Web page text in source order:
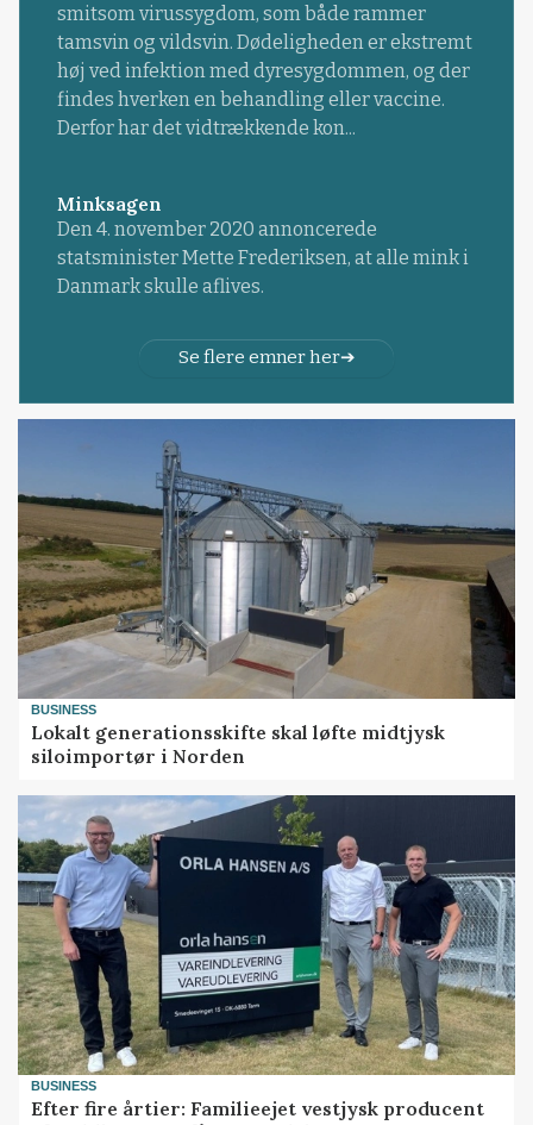
smitsom virussygdom, som både rammer
tamsvin og vildsvin. Dødeligheden er ekstremt
høj ved infektion med dyresygdommen, og der
findes hverken en behandling eller vaccine.
Derfor har det vidtrækkende kon...
Minksagen
Den 4. november 2020 annoncerede
statsminister Mette Frederiksen, at alle mink i
Danmark skulle aflives.
Se flere emner her
BUSINESS
Lokalt generationsskifte skal løfte midtjysk
siloimportør i Norden
BUSINESS
Efter fire årtier: Familieejet vestjysk producent